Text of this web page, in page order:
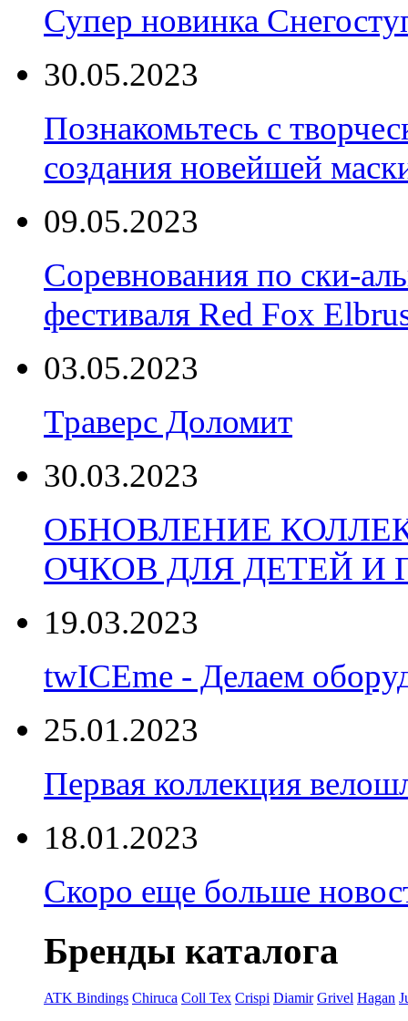
Супер новинка
30.05.2023
Познакомьтесь с
создания новейшей
09.05.2023
Соревнования по ски-
фестиваля Red Fox
03.05.2023
Траверс Доломит
30.03.2023
ОБНОВЛЕНИЕ
ОЧКОВ ДЛЯ ДЕТЕЙ И
19.03.2023
twICEme - Делаем
25.01.2023
Первая коллекция
18.01.2023
Скоро еще больше
Бренды каталога
ATK Bindings Chiruca Coll Tex Crispi Diamir Grivel Hagan